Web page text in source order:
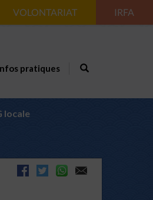
VOLONTARIAT IRFA
pratiques
locale